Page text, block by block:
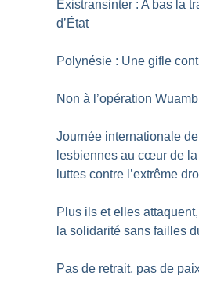
Existransinter : A bas la
d’État
Polynésie : Une gifle
Non à l’opération
Journée internationale
lesbiennes au cœur de
luttes contre l’extrême
Plus ils et elles
la solidarité sans failles
Pas de retrait, pas de